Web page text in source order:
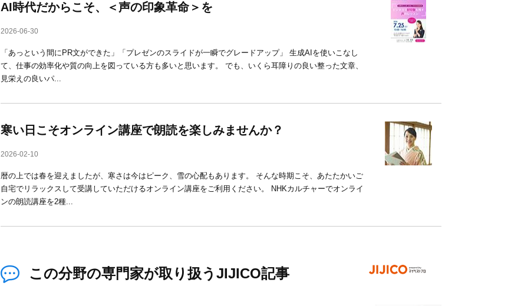
AI時代だからこそ、＜声の印象革命＞を
2026-06-30
「あっという間にPR文ができた」「プレゼンのスライドが一瞬でグレードアップ」 生成AIを使いこなし
て、仕事の効率化や質の向上を図っている方も多いと思います。 でも、いくら耳障りの良い整った文章、
見栄えの良いパ...
寒い日こそオンライン講座で朗読を楽しみませんか？
2026-02-10
暦の上では春を迎えましたが、寒さは今はピーク、雪の心配もあります。 そんな時期こそ、あたたかいご
自宅でリラックスして受講していただけるオンライン講座をご利用ください。 NHKカルチャーでオンライ
ンの朗読講座を2種...
この分野の専門家が取り扱うJIJICO記事